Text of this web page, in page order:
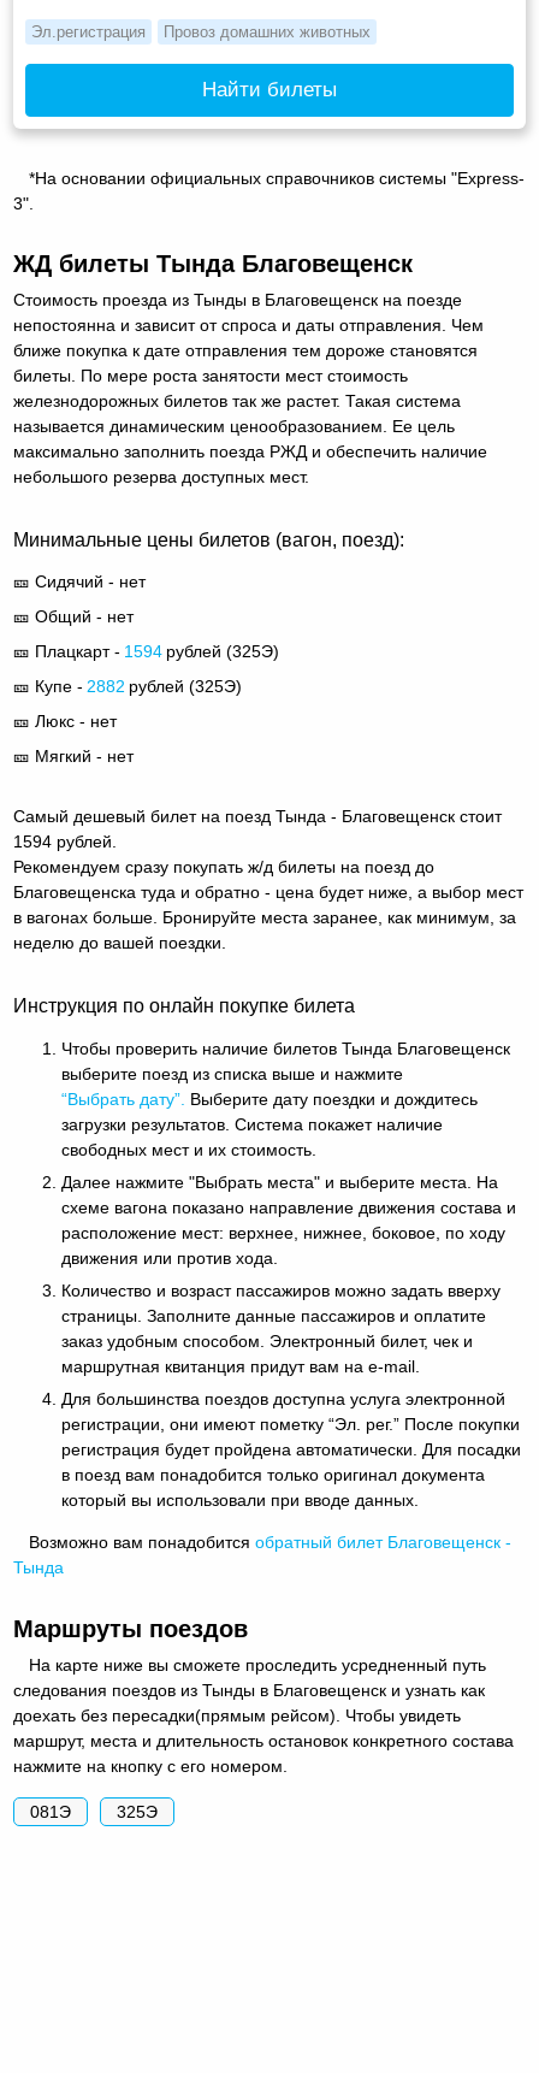
Эл.регистрация Провоз домашних животных
Найти билеты
*На основании официальных справочников системы "Express-
3".
ЖД билеты Тында Благовещенск
Стоимость проезда из Тынды в Благовещенск на поезде
непостоянна и зависит от спроса и даты отправления. Чем
ближе покупка к дате отправления тем дороже становятся
билеты. По мере роста занятости мест стоимость
железнодорожных билетов так же растет. Такая система
называется динамическим ценообразованием. Ее цель
максимально заполнить поезда РЖД и обеспечить наличие
небольшого резерва доступных мест.
Минимальные цены билетов (вагон, поезд):
🎫 Сидячий - нет
🎫 Общий - нет
🎫 Плацкарт - 1594 рублей (325Э)
🎫 Купе - 2882 рублей (325Э)
🎫 Люкс - нет
🎫 Мягкий - нет
Самый дешевый билет на поезд Тында - Благовещенск стоит
1594 рублей.
Рекомендуем сразу покупать ж/д билеты на поезд до
Благовещенска туда и обратно - цена будет ниже, а выбор мест
в вагонах больше. Бронируйте места заранее, как минимум, за
неделю до вашей поездки.
Инструкция по онлайн покупке билета
Чтобы проверить наличие билетов Тында Благовещенск
выберите поезд из списка выше и нажмите
“Выбрать дату”. Выберите дату поездки и дождитесь
загрузки результатов. Система покажет наличие
свободных мест и их стоимость.
Далее нажмите "Выбрать места" и выберите места. На
схеме вагона показано направление движения состава и
расположение мест: верхнее, нижнее, боковое, по ходу
движения или против хода.
Количество и возраст пассажиров можно задать вверху
страницы. Заполните данные пассажиров и оплатите
заказ удобным способом. Электронный билет, чек и
маршрутная квитанция придут вам на e-mail.
Для большинства поездов доступна услуга электронной
регистрации, они имеют пометку “Эл. рег.” После покупки
регистрация будет пройдена автоматически. Для посадки
в поезд вам понадобится только оригинал документа
который вы использовали при вводе данных.
Возможно вам понадобитсяобратный билет Благовещенск -
Тында
Маршруты поездов
На карте ниже вы сможете проследить усредненный путь
следования поездов из Тынды в Благовещенск и узнать как
доехать без пересадки(прямым рейсом). Чтобы увидеть
маршрут, места и длительность остановок конкретного состава
нажмите на кнопку с его номером.
081Э 325Э